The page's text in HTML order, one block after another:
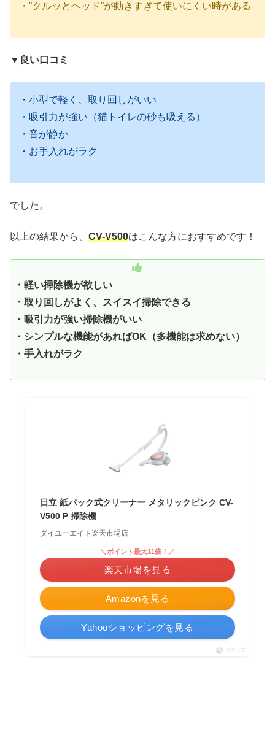
・”クルッとヘッド”が動きすぎて使いにくい時がある
▼良い口コミ
・小型で軽く、取り回しがいい
・吸引力が強い（猫トイレの砂も吸える）
・音が静か
・お手入れがラク
でした。
以上の結果から、 CV-V500はこんな方におすすめです！
・軽い掃除機が欲しい
・取り回しがよく、スイスイ掃除できる
・吸引力が強い掃除機がいい
・シンプルな機能があればOK（多機能は求めない）
・手入れがラク
日立 紙パック式クリーナー メタリックピンク CV-
V500 P 掃除機
ダイユーエイト楽天市場店
Amazonを見る
＼ポイント最大11倍！／
楽天市場を見る
Yahooショッピングを見る
ポチップ